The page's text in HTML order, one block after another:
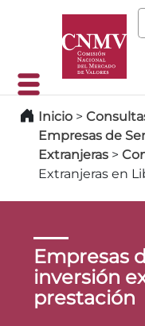
Inicio >
Empresas de
Extranjeras >
Extranjeras en
Empresas
inversión
prestación